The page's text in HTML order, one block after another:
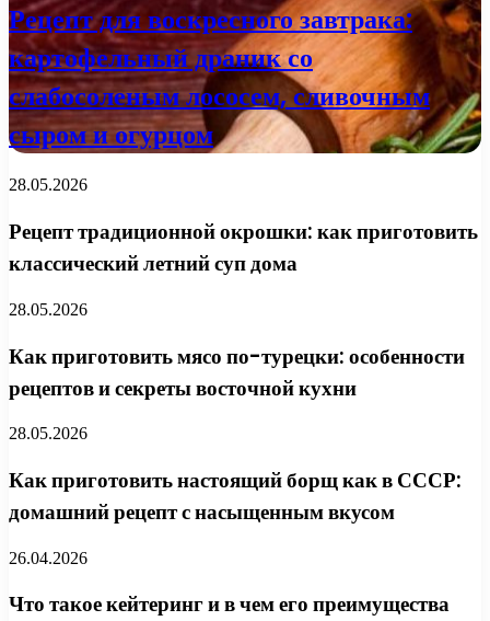
Рецепт для воскресного завтрака:
картофельный драник со
слабосоленым лососем, сливочным
сыром и огурцом
28.05.2026
Рецепт традиционной окрошки: как приготовить
классический летний суп дома
28.05.2026
Как приготовить мясо по-турецки: особенности
рецептов и секреты восточной кухни
28.05.2026
Как приготовить настоящий борщ как в СССР:
домашний рецепт с насыщенным вкусом
26.04.2026
Что такое кейтеринг и в чем его преимущества